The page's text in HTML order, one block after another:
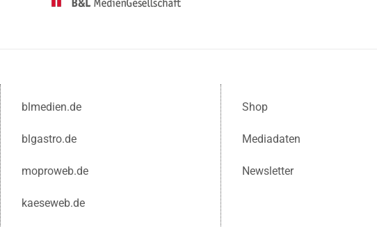
blmedien.de
blgastro.de
moproweb.de
kaeseweb.de
Shop
Mediadaten
Newsletter